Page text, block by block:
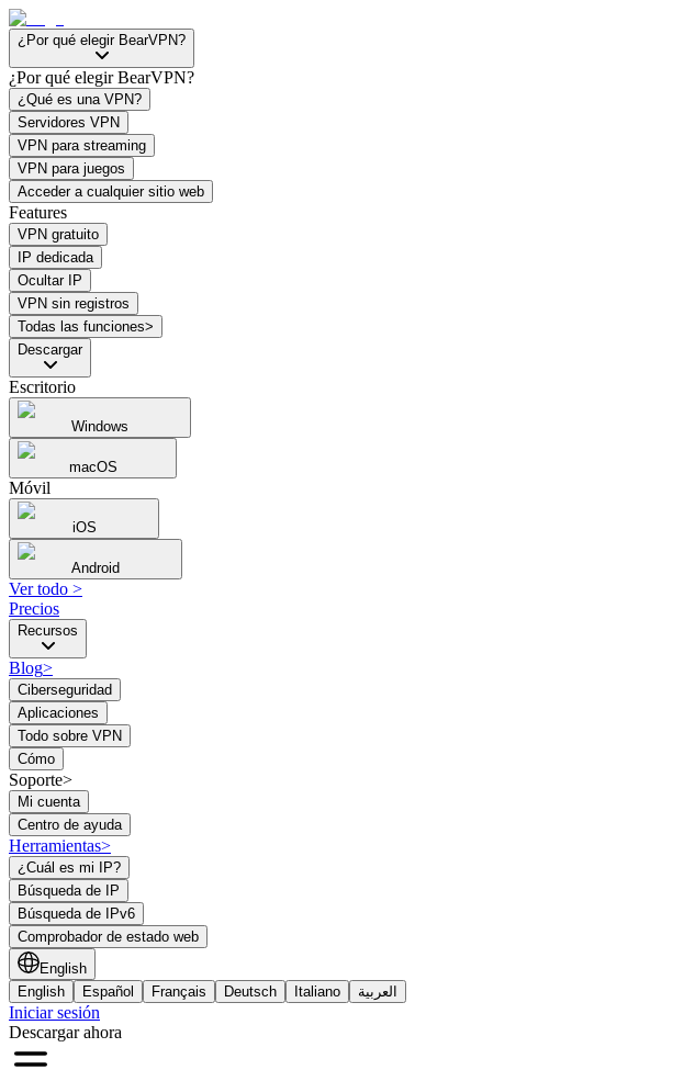
¿Por qué elegir BearVPN?
¿Por qué elegir BearVPN?
¿Qué es una VPN?
Servidores VPN
VPN para streaming
VPN para juegos
Acceder a cualquier sitio web
Features
VPN gratuito
IP dedicada
Ocultar IP
VPN sin registros
Todas las funciones>
Descargar
Escritorio
Windows
macOS
Móvil
iOS
Android
Ver todo >
Precios
Recursos
Blog>
Ciberseguridad
Aplicaciones
Todo sobre VPN
Cómo
Soporte>
Mi cuenta
Centro de ayuda
Herramientas>
¿Cuál es mi IP?
Búsqueda de IP
Búsqueda de IPv6
Comprobador de estado web
English
English
Español Français Deutsch Italiano العربية
Iniciar sesión
Descargar ahora